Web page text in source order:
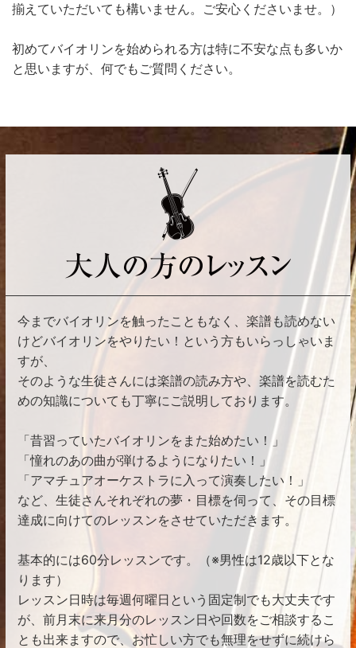
揃えていただいても構いません。ご安心くださいませ。）
初めてバイオリンを始められる方は特に不安な点も多いか
と思いますが、何でもご質問ください。
今までバイオリンを触ったこともなく、楽譜も読めない
けどバイオリンをやりたい！という方もいらっしゃいま
すが、
そのような生徒さんには楽譜の読み方や、楽譜を読むた
めの知識についても丁寧にご説明しております。
「昔習っていたバイオリンをまた始めたい！」
「憧れのあの曲が弾けるようになりたい！」
「アマチュアオーケストラに入って演奏したい！」
など、生徒さんそれぞれの夢・目標を伺って、その目標
達成に向けてのレッスンをさせていただきます。
基本的には60分レッスンです。（※男性は12歳以下とな
ります）
レッスン日時は毎週何曜日という固定制でも大丈夫です
が、前月末に来月分のレッスン日や回数をご相談するこ
とも出来ますので、お忙しい方でも無理をせずに続けら